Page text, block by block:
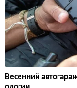
Весенний